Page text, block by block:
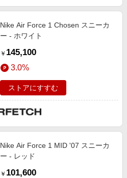
Nike Air Force 1 Chosen スニーカ
ー - ホワイト
￥ 145,100
3.0%
ストアにすすむ
Nike Air Force 1 MID '07 スニーカ
ー - レッド
￥ 101,600